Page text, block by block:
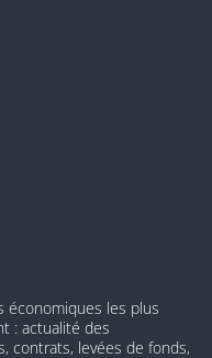
économiques les plus
: actualité des
contrats, levées de fonds,